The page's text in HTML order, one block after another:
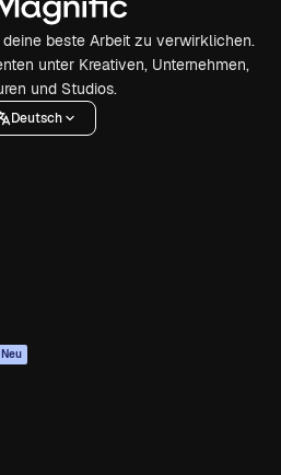
beste Arbeit zu verwirklichen.
unter Kreativen, Unternehmen,
und Studios.
Deutsch
Neu